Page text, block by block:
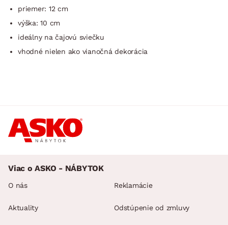
priemer: 12 cm
výška: 10 cm
ideálny na čajovú sviečku
vhodné nielen ako vianočná dekorácia
Viac o ASKO - NÁBYTOK
O nás
Aktuality
Reklamácie
Odstúpenie od zmluvy